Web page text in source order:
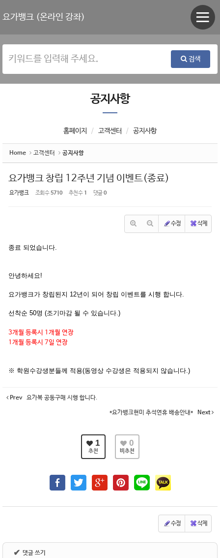
요가뱅크 (온라인 강좌)
검색
공지사항
홈페이지 고객센터 공지사항
Home 고객센터 공지사항
요가뱅크 창립 12주년 기념 이벤트(종료)
요가뱅크 조회 수5710 추천 수 1 댓글0
수정 삭제
종료 되었습니다.
안녕하세요!
요가뱅크가 창립된지 12년이 되어 창립 이벤트를 시행 합니다.
선착순 50명 (조기마감 될 수 있습니다.)
3개월 등록시 1개월 연장
1개월 등록시 7일 연장
※ 학원수강생분들께 적용(동영상 수강생은 적용되지 않습니다.)
Prev 요가복 공동구매 시행 합니다.
*요가뱅크현미 추석연휴 배송안내* Next
1
추천
0
비추천
수정 삭제
✔ 댓글 쓰기